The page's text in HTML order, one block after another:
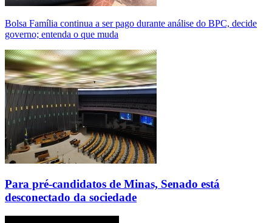
Bolsa Família continua a ser pago durante análise do BPC, decide
governo; entenda o que muda
Para pré-candidatos de Minas, Senado está
desconectado da sociedade